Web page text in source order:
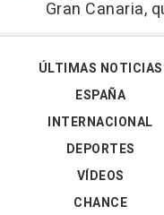
Gran Canaria,
ÚLTIMAS NOTICIAS
ESPAÑA
INTERNACIONAL
DEPORTES
VÍDEOS
CHANCE